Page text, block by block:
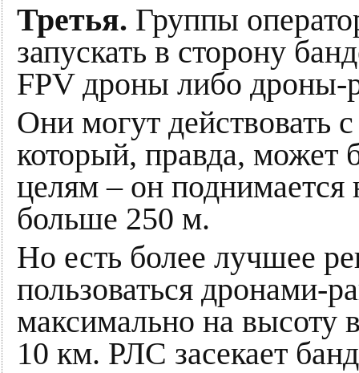
Третья. Группы
запускать в сторону
FPV дроны либо дроны-
Они могут действовать
который, правда, может
целям – он поднимается
больше 250 м.
Но есть более лучшее
пользоваться дронами-
максимально на высоту
10 км. РЛС засекает